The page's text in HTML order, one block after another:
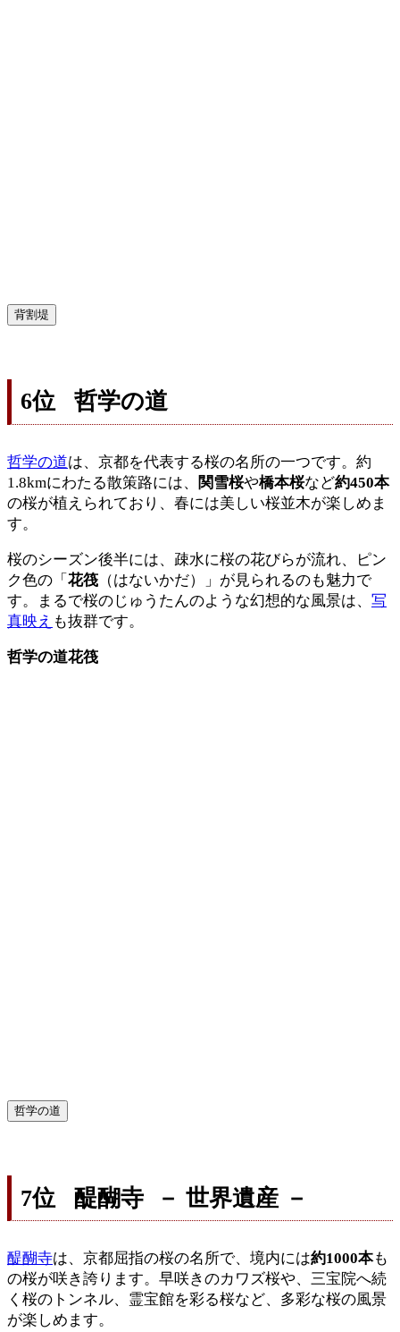
背割堤
6位 哲学の道
哲学の道は、京都を代表する桜の名所の一つです。約
1.8kmにわたる散策路には、
関雪桜や橋本桜など約450本
の桜が植えられており、春には美しい桜並木が楽しめま
す。
桜のシーズン後半には、疎水に桜の花びらが流れ、ピン
ク色の「 花筏 （はないかだ）」が見られるのも魅力で
す。まるで桜のじゅうたんのような幻想的な風景は、 写
真映え も抜群です。
哲学の道花筏
哲学の道
7位 醍醐寺 － 世界遺産 －
醍醐寺は、京都屈指の桜の名所で、境内には約1000本も
の桜が咲き誇ります。早咲きのカワズ桜や、三宝院へ続
く桜のトンネル、霊宝館を彩る桜など、多彩な桜の風景
が楽しめます。